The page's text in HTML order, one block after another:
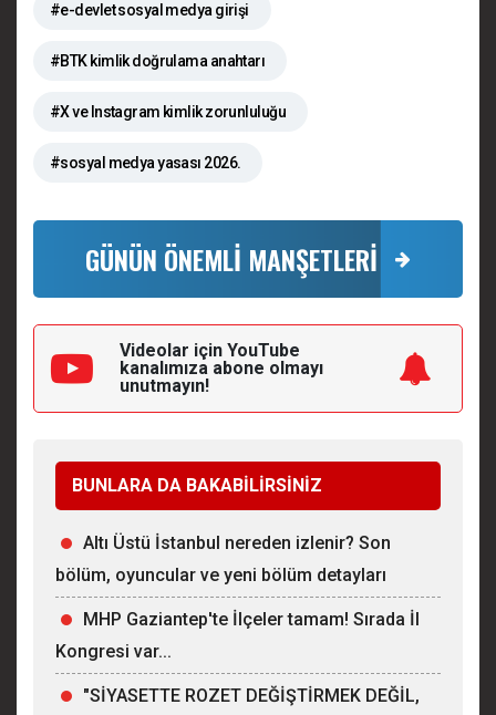
#e-devlet sosyal medya girişi
#BTK kimlik doğrulama anahtarı
#X ve Instagram kimlik zorunluluğu
#sosyal medya yasası 2026.
GÜNÜN ÖNEMLİ MANŞETLERİ
Videolar için YouTube
kanalımıza abone olmayı
unutmayın!
BUNLARA DA BAKABİLİRSİNİZ
Altı Üstü İstanbul nereden izlenir? Son
bölüm, oyuncular ve yeni bölüm detayları
MHP Gaziantep'te İlçeler tamam! Sırada İl
Kongresi var...
"SİYASETTE ROZET DEĞİŞTİRMEK DEĞİL,